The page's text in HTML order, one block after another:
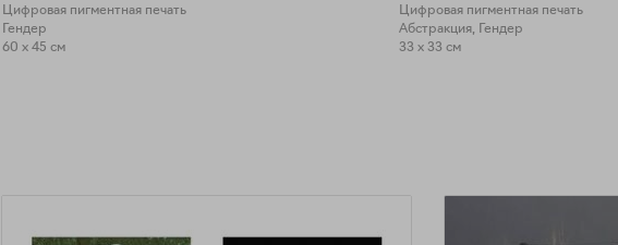
Цифровая пигментная печать
Гендер
60 x 45 см
Цифровая пигментная печать
Абстракция, Гендер
33 x 33 см